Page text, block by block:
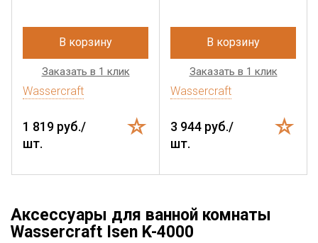
В корзину
Заказать в 1 клик
Wassercraft
1 819 руб./
шт.
В корзину
Заказать в 1 клик
Wassercraft
3 944 руб./
шт.
Аксессуары для ванной комнаты
Wassercraft Isen K-4000